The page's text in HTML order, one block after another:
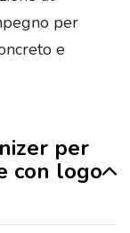
per
e
per
con logo